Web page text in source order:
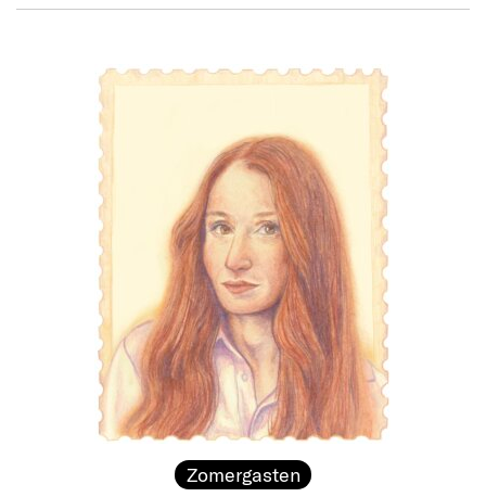
Zomergasten